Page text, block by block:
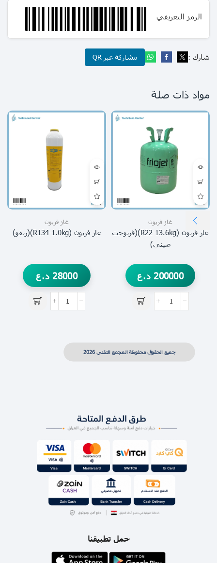
الرمز التعريفي
شارك : مشاركة عبر QR
مواد ذات صلة
غاز فريون
غاز فريون (R22-13.6kg)(فريوجت
صيني)
200000 د.ع
غاز فريون
غاز فريون (R134-1.0kg)(ريفو)
28000 د.ع
جميع الحقوق محفوظة المجمع التقني 2026
حمل تطبيقنا